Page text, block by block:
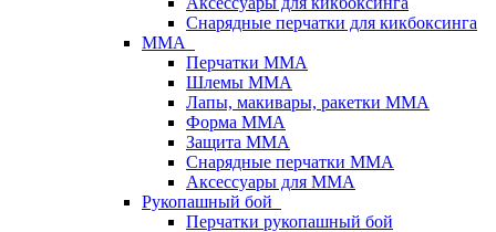
Снарядные перчатки для кикбоксинга
ММА
Перчатки ММА
Шлемы ММА
Лапы, макивары, ракетки ММА
Форма ММА
Защита ММА
Снарядные перчатки ММА
Аксессуары для ММА
Рукопашный бой
Перчатки рукопашный бой